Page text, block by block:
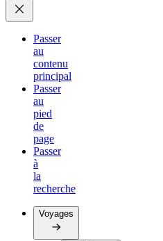
Passer
au
contenu
principal
Passer
au
pied
de
page
Passer
à
la
recherche
Voyages